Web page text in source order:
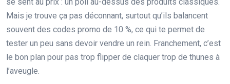
Mais je trouve ça pas déconnant, surtout qu’ils balancent
souvent des codes promo de 10 %, ce qui te permet de
tester un peu sans devoir vendre un rein. Franchement, c’est
le bon plan pour pas trop flipper de claquer trop de thunes à
l’aveugle.